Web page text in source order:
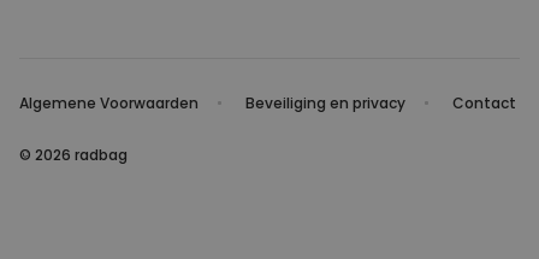
Algemene Voorwaarden Beveiliging en privacy Contact
© 2026 radbag